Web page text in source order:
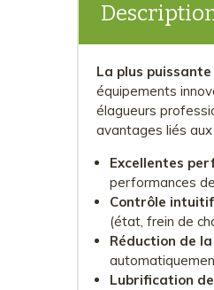
La plus
équipements
élagueurs
avantages liés
Excellentes
performances
Contrôle
(état, frein de
Réduction de
Lubrification